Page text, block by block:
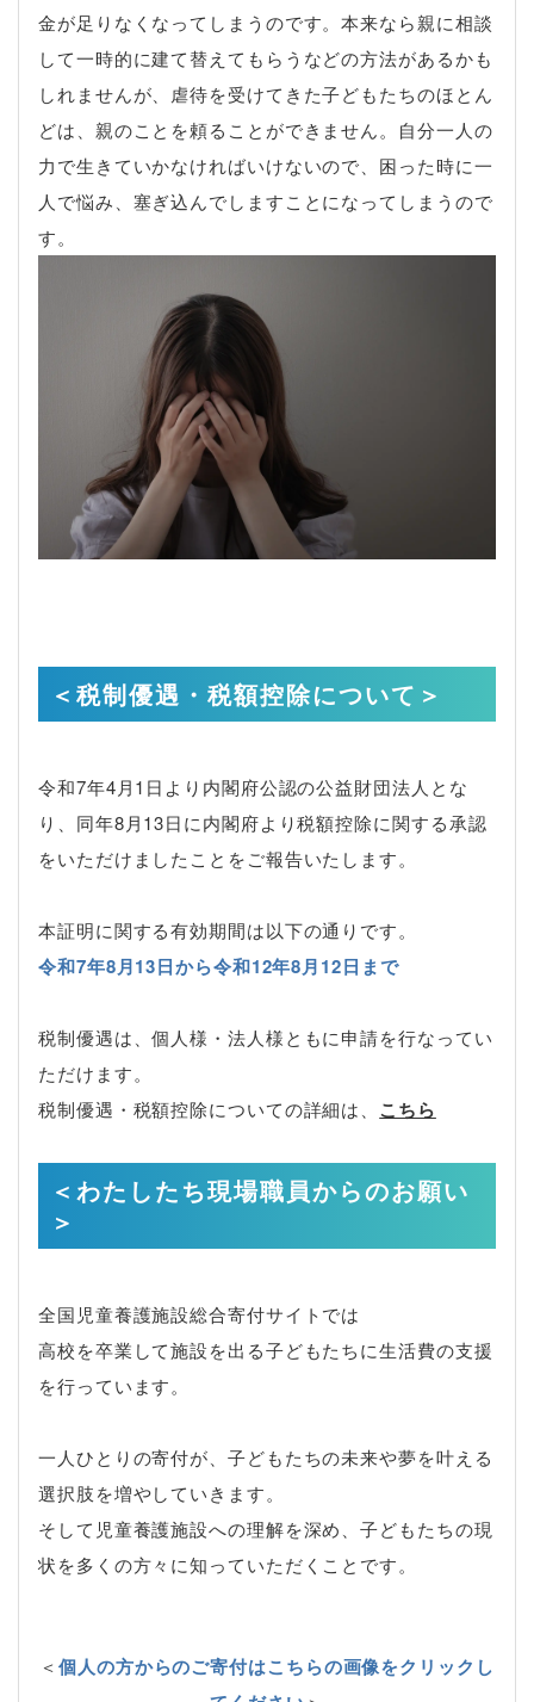
金が足りなくなってしまうのです。本来なら親に相談
して一時的に建て替えてもらうなどの方法があるかも
しれませんが、虐待を受けてきた子どもたちのほとん
どは、親のことを頼ることができません。自分一人の
力で生きていかなければいけないので、困った時に一
人で悩み、塞ぎ込んでしますことになってしまうので
す。
＜税制優遇・税額控除について＞
令和7年4月1日より内閣府公認の公益財団法人とな
り、同年8月13日に内閣府より税額控除に関する承認
をいただけましたことをご報告いたします。
本証明に関する有効期間は以下の通りです。
令和7年8月13日から令和12年8月12日まで
税制優遇は、個人様・法人様ともに申請を行なってい
ただけます。
税制優遇・税額控除についての詳細は、 こちら
＜わたしたち現場職員からのお願い
＞
全国児童養護施設総合寄付サイトでは
高校を卒業して施設を出る子どもたちに生活費の支援
を行っています。
一人ひとりの寄付が、子どもたちの未来や夢を叶える
選択肢を増やしていきます。
そして児童養護施設への理解を深め、子どもたちの現
状を多くの方々に知っていただくことです。
＜個人の方からのご寄付はこちらの画像をクリックし